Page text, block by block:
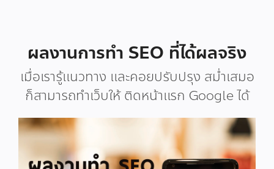
ผลงานการทำ SEO ที่ได้ผลจริง
เมื่อเรารู้แนวทาง และคอยปรับปรุง สม่ำเสมอ
ก็สามารถทำเว็บให้ ติดหน้าแรก Google ได้